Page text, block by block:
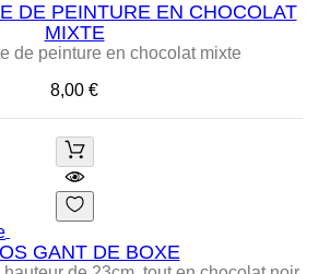
DE PEINTURE EN CHOCOLAT
MIXTE
de peinture en chocolat mixte
8,00 €Prix
GANT DE BOXE